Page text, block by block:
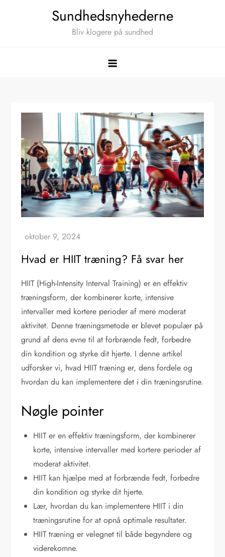
Sundhedsnyhederne
Bliv klogere på sundhed
Hvad er HIIT træning? Få svar her
HIIT (High-Intensity Interval Training) er en effektiv
træningsform, der kombinerer korte, intensive
intervaller med kortere perioder af mere moderat
aktivitet. Denne træningsmetode er blevet populær på
grund af dens evne til at forbrænde fedt, forbedre
din kondition og styrke dit hjerte. I denne artikel
udforsker vi, hvad HIIT træning er, dens fordele og
hvordan du kan implementere det i din træningsrutine.
Nøgle pointer
HIIT er en effektiv træningsform, der kombinerer
korte, intensive intervaller med kortere perioder af
moderat aktivitet.
HIIT kan hjælpe med at forbrænde fedt, forbedre
din kondition og styrke dit hjerte.
Lær, hvordan du kan implementere HIIT i din
træningsrutine for at opnå optimale resultater.
HIIT træning er velegnet til både begyndere og
viderekomne.